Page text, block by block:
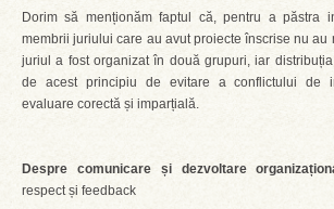
Dorim să menționăm faptul că, pentru a păstra
membrii juriului care au avut proiecte înscrise nu au
juriul a fost organizat în două grupuri, iar
de acest principiu de evitare a conflictului de
evaluare corectă și imparțială.
Despre comunicare și dezvoltare
respect și feedback